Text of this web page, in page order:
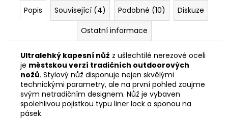
Popis Související (4) Podobné (10)
Diskuze
Ostatní informace
Ultralehký kapesní nůž z ušlechtilé nerezové oceli
je městskou verzí tradičních outdoorových
nožů. Stylový nůž disponuje nejen skvělými
technickými parametry, ale na první pohled zaujme
svým netradičním designem. Nůž je vybaven
spolehlivou pojistkou typu liner lock a sponou na
pásek.